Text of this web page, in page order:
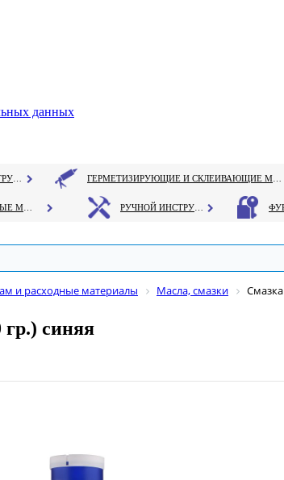
данных
и расходные материалы Масла, смазки
синяя